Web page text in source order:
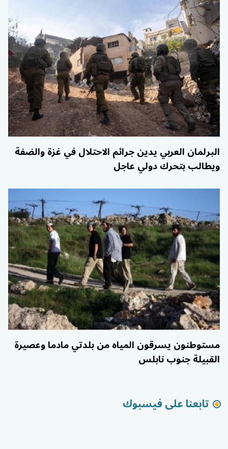
البرلمان العربي يدين جرائم الاحتلال في غزة والضفة
ويطالب بتحرك دولي عاجل
مستوطنون يسرقون المياه من بلدتي مادما وعصيرة
القبيلة جنوب نابلس
تابعنا على فيسبوك